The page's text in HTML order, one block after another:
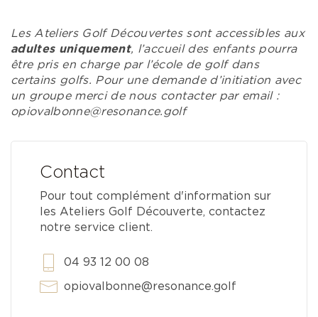
datede votre Atelier Golf Découverte.
Dans ce cas, vous serez remboursé(e)
intégralement. Passé ce délai, l’annulation
ne sera malheureusement plus possible.
Les Ateliers Golf Découvertes sont accessibles aux
adultes uniquement, l’accueil des enfants pourra
être pris en charge par l’école de golf dans
certains golfs. Pour une demande d’initiation avec
un groupe merci de nous contacter par email :
opiovalbonne@resonance.golf
Contact
Pour tout complément d'information sur
les Ateliers Golf Découverte, contactez
notre service client.
04 93 12 00 08
opiovalbonne@resonance.golf